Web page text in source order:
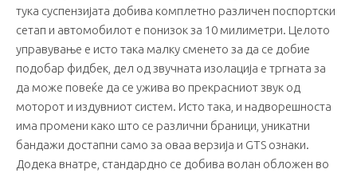
тука суспензијата добива комплетно различен поспортски
сетап и автомобилот е понизок за 10 милиметри. Целото
управување е исто така малку сменето за да се добие
подобар фидбек, дел од звучната изолација е тргната за
да може повеќе да се ужива во прекрасниот звук од
моторот и издувниот систем. Исто така, и надворешноста
има промени како што се различни браници, уникатни
бандажи достапни само за оваа верзија и GTS ознаки.
Додека внатре, стандардно се добива волан обложен во